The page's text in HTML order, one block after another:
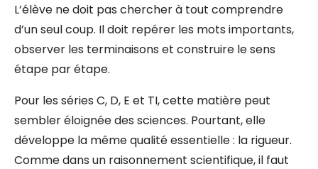
L’élève ne doit pas chercher à tout comprendre
d’un seul coup. Il doit repérer les mots importants,
observer les terminaisons et construire le sens
étape par étape.
Pour les séries C, D, E et TI, cette matière peut
sembler éloignée des sciences. Pourtant, elle
développe la même qualité essentielle : la rigueur.
Comme dans un raisonnement scientifique, il faut